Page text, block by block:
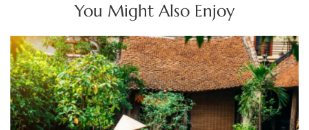
You Might Also Enjoy